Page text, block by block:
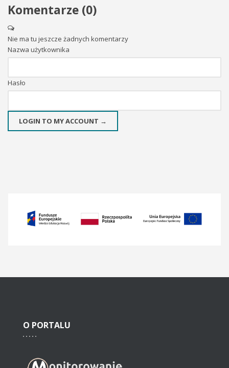
Komentarze (0)
Nie ma tu jeszcze żadnych komentarzy
Nazwa użytkownika
Hasło
LOGIN TO MY ACCOUNT →
O PORTALU